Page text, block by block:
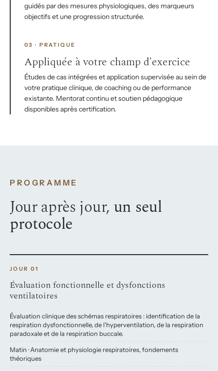
guidés par des mesures physiologiques, des marqueurs
objectifs et une progression structurée.
03 · PRATIQUE
Appliquée à votre champ d'exercice
Études de cas intégrées et application supervisée au sein de
votre pratique clinique, de coaching ou de performance
existante. Mentorat continu et soutien pédagogique
disponibles après certification.
PROGRAMME
Jour après jour, un seul
protocole
JOUR 01
Évaluation fonctionnelle et dysfonctions
ventilatoires
Évaluation clinique des schémas respiratoires : identification de la
respiration dysfonctionnelle, de l'hyperventilation, de la respiration
paradoxale et de la respiration buccale.
Matin · Anatomie et physiologie respiratoires, fondements
théoriques